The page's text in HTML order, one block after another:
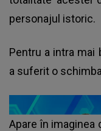
personajul istoric.
Pentru a intra mai
a suferit o
Apare în imaginea